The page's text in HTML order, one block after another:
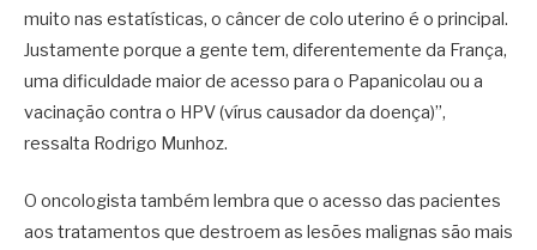
muito nas estatísticas, o câncer de colo uterino é o principal.
Justamente porque a gente tem, diferentemente da França,
uma dificuldade maior de acesso para o Papanicolau ou a
vacinação contra o HPV (vírus causador da doença)”,
ressalta Rodrigo Munhoz.
O oncologista também lembra que o acesso das pacientes
aos tratamentos que destroem as lesões malignas são mais